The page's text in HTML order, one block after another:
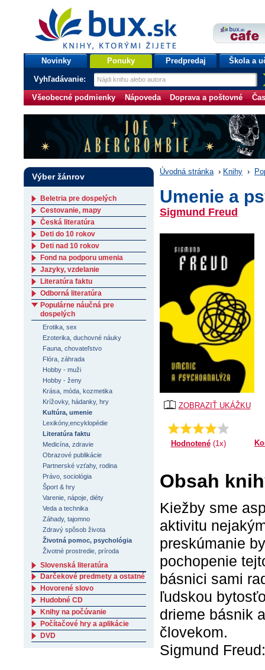
bux.sk
knihy, ktorými žijete
Úvodná stránka
Novinky Ponuky Predpredaj Škola a
Vyhľadávanie:
Všeobecné podmienky Nápoveda Doprava a poštovné
Úvodná stránka › Knihy ›
Umenie a
Sigmund Freud
ZOBRAZIŤ UKÁŽKU
Priemer:
4.0
Hodnotené(1x)
Obsah
Kiežby sme
aktivitu
preskúmanie
pochopenie
básnici sami
ľudskou
drieme básnik
človekom.
Sigmund
Výber žánrov
Beletria pre dospelých
Cestovanie, mapy
Česká literatúra
Deti do 10 rokov
Deti nad 10 rokov
Fond na podporu umenia
Jazyky, vzdelanie
Literatúra faktu
Odborná literatúra
Populárne náučná pre
dospelých
Erotika, sex
Ezoterika, duchovné náuky
Fauna, chovateľstvo
Flóra, záhrada
Hobby - muži
Hobby - ženy
Krása, móda, kozmetika
Krížovky, hádanky, hry
Kultúra, umenie
Lexikóny,encyklopédie
Literatúra faktu
Medicína, zdravie
Obrazové publikácie
Partnerské vzťahy, rodina
Právo, sociológia
Šport & hry
Varenie, nápoje, diéty
Veda a technika
Záhady, tajomno
Zdravý spôsob života
Životná pomoc, psychológia
Životné prostredie, príroda
Slovenská literatúra
Darčekové predmety a ostatné
Hovorené slovo
Hudobné CD
Knihy na počúvanie
Počítačové hry a aplikácie
DVD